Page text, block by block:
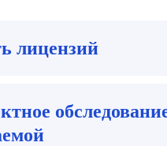
лицензий